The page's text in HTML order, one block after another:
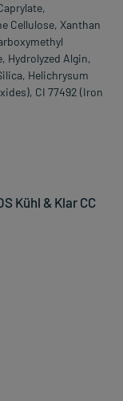
Cellulose, Xanthan
Hydrolyzed Algin,
Helichrysum
CI 77492 (Iron
Kühl & Klar CC